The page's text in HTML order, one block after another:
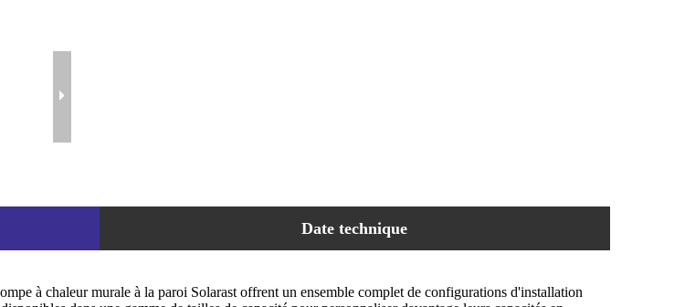
Date technique
à chaleur murale à la paroi Solarast offrent un ensemble complet de configurations d'installation